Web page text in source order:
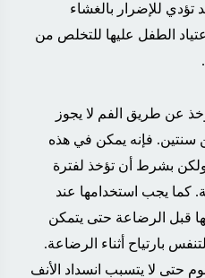
تؤدي للإضرار بالغشاء
الطفل عليها للتخلص من
.
عن طريق الفم لا يجوز
سنتين. فإنه يمكن في هذه
ولكن بشرط أن تؤخذ لفترة
كما يجب استخدامها عند
قبل الرضاعة حتى يتمكن
بارتياح أثناء الرضاعة.
حتى لا يتسبب انسداد الأنف